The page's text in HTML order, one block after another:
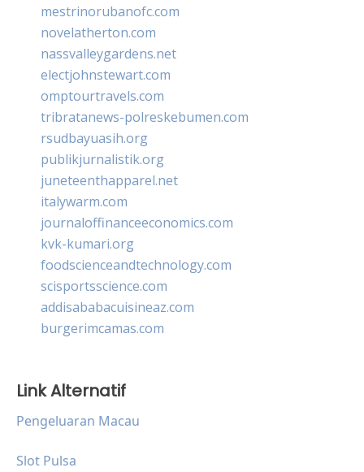
mestrinorubanofc.com
novelatherton.com
nassvalleygardens.net
electjohnstewart.com
omptourtravels.com
tribratanews-polreskebumen.com
rsudbayuasih.org
publikjurnalistik.org
juneteenthapparel.net
italywarm.com
journaloffinanceeconomics.com
kvk-kumari.org
foodscienceandtechnology.com
scisportsscience.com
addisababacuisineaz.com
burgerimcamas.com
Link Alternatif
Pengeluaran Macau
Slot Pulsa